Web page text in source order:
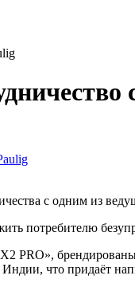
с одним из
потребителю
PRO»,
что придаёт